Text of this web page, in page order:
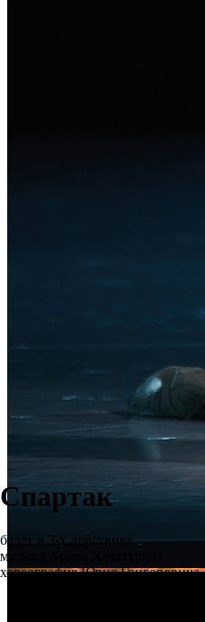
Спартак
балет в 3-х действиях
музыка Арама Хачатуряна
хореография Юрия Григоровича